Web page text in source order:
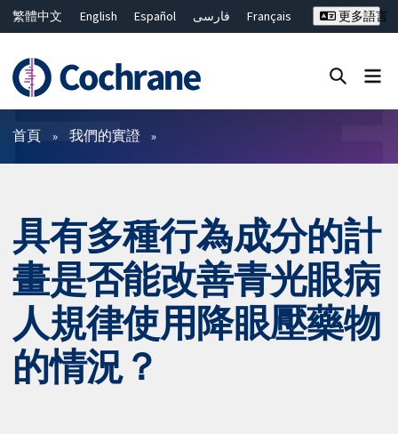
繁體中文 English Español فارسی
Français
ไทย
简体中文
更多語言
篩選條件
首頁 我們的實證
具有多種行為成分的計
畫是否能改善青光眼病
人規律使用降眼壓藥物
的情況？